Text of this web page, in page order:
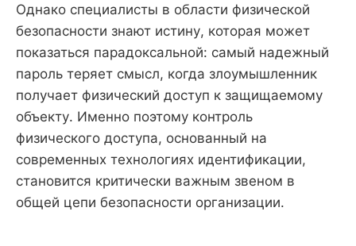
Однако специалисты в области физической
безопасности знают истину, которая может
показаться парадоксальной: самый надежный
пароль теряет смысл, когда злоумышленник
получает физический доступ к защищаемому
объекту. Именно поэтому контроль
физического доступа, основанный на
современных технологиях идентификации,
становится критически важным звеном в
общей цепи безопасности организации.